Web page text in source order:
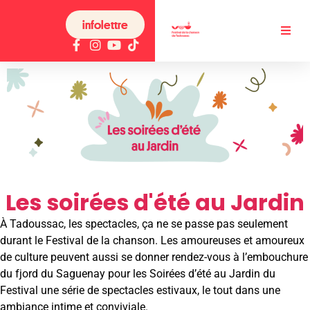
infolettre
Les soirées d'été au Jardin
À Tadoussac, les spectacles, ça ne se passe pas seulement
durant le Festival de la chanson. Les amoureuses et amoureux
de culture peuvent aussi se donner rendez-vous à l’embouchure
du fjord du Saguenay pour les Soirées d’été au Jardin du
Festival une série de spectacles estivaux, le tout dans une
ambiance intime et conviviale.